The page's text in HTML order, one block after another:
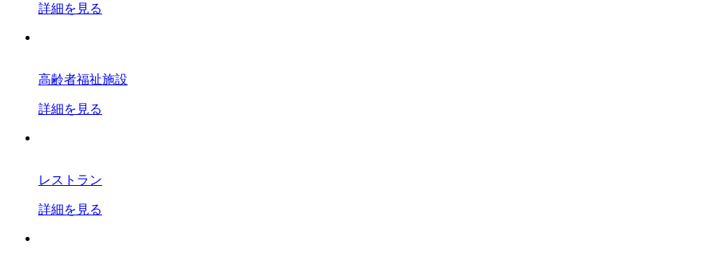
詳細を見る
高齢者福祉施設
詳細を見る
レストラン
詳細を見る